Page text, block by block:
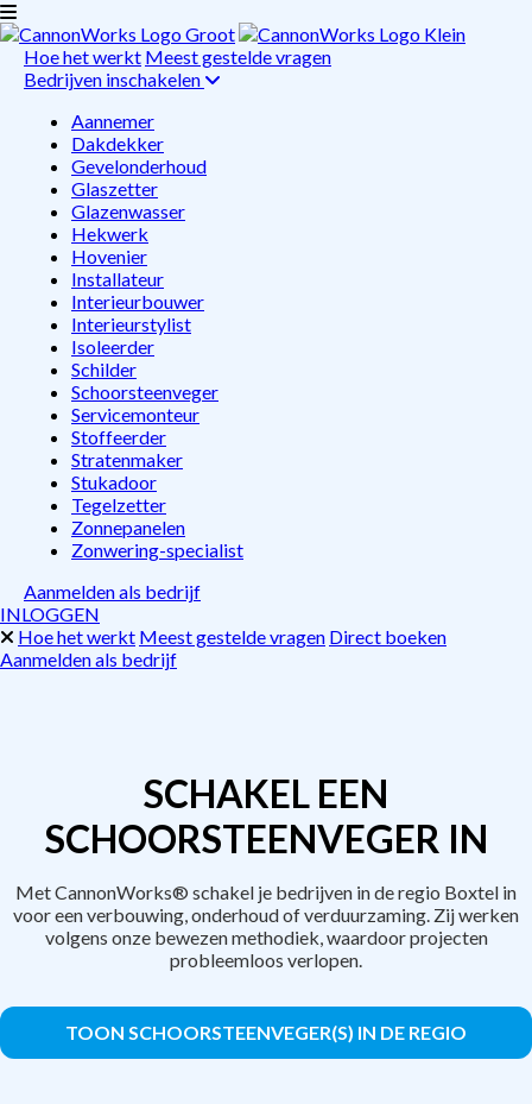
Hoe het werkt Meest gestelde vragen
Bedrijven inschakelen
Aannemer
Dakdekker
Gevelonderhoud
Glaszetter
Glazenwasser
Hekwerk
Hovenier
Installateur
Interieurbouwer
Interieurstylist
Isoleerder
Schilder
Schoorsteenveger
Servicemonteur
Stoffeerder
Stratenmaker
Stukadoor
Tegelzetter
Zonnepanelen
Zonwering-specialist
Aanmelden als bedrijf
INLOGGEN
Hoe het werkt Meest gestelde vragen Direct boeken
Aanmelden als bedrijf
SCHAKEL EEN
SCHOORSTEENVEGER IN
Met CannonWorks® schakel je bedrijven in de regio Boxtel in
voor een verbouwing, onderhoud of verduurzaming. Zij werken
volgens onze bewezen methodiek, waardoor projecten
probleemloos verlopen.
TOON SCHOORSTEENVEGER(S) IN DE REGIO